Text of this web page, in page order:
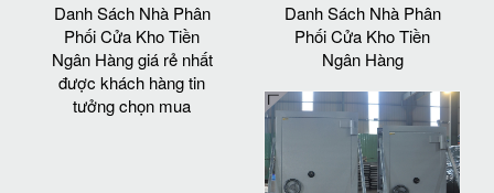
Danh Sách Nhà Phân
Phối Cửa Kho Tiền
Ngân Hàng giá rẻ nhất
được khách hàng tin
tưởng chọn mua
Danh Sách Nhà Phân
Phối Cửa Kho Tiền
Ngân Hàng